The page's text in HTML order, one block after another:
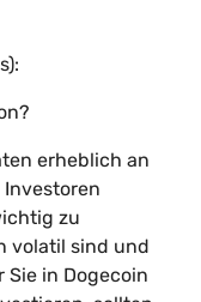
erheblich an
zu
volatil sind und
Sie in Dogecoin